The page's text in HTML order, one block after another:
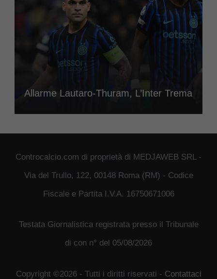
Allarme Lautaro-Thuram, L’Inter Trema
Controcalcio.com di proprietà di MEDJAWEB SRL -
Via del Trullo, 122, 00148 Roma (RM) - Codice
Fiscale e Partita I.V.A. 16750671006
Testata Giornalistica registrata presso il Tribunale
di con n° del 05/08/2026
Copyright ©2026 - Tutti i diritti riservati - Contattaci